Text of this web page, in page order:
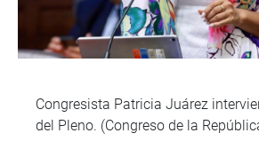
Congresista Patricia Juárez
del Pleno. (Congreso de la